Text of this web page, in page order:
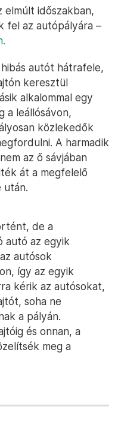
elmúlt időszakban,
fel az autópályára –
autót hátrafele,
keresztül
alkalommal egy
a leállósávon,
közlekedők
A harmadik
az ő sávjában
át a megfelelő
után.
de a
autó az egyik
autósok
így az egyik
kérik az autósokat,
soha ne
a pályán.
és onnan, a
meg a